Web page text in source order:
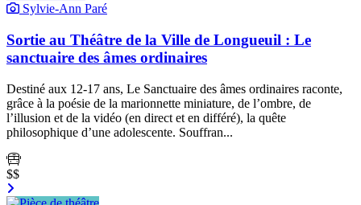
Sylvie-Ann Paré
Sortie au Théâtre de la Ville de Longueuil : Le
sanctuaire des âmes ordinaires
Destiné aux 12-17 ans, Le Sanctuaire des âmes ordinaires raconte,
grâce à la poésie de la marionnette miniature, de l’ombre, de
l’illusion et de la vidéo (en direct et en différé), la quête
philosophique d’une adolescente. Souffran...
$$